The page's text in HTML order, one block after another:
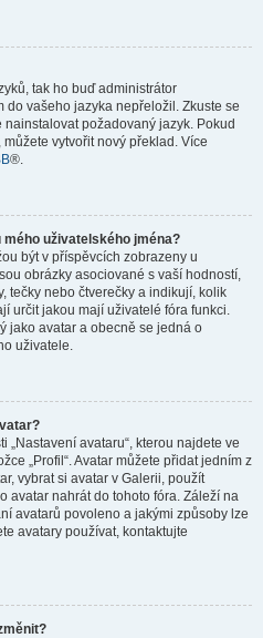
tak ho buď administrátor
vašeho jazyka nepřeložil. Zkuste se
požadovaný jazyk. Pokud
vytvořit nový překlad. Více
®.
mého uživatelského jména?
být v příspěvcích zobrazeny u
obrázky asociované s vaší hodností,
tečky nebo čtverečky a indikují, kolik
určit jakou mají uživatelé fóra funkci.
jako avatar a obecně se jedná o
uživatele.
„Nastavení avataru“, kterou najdete ve
„Profil“. Avatar můžete přidat jedním z
vybrat si avatar v Galerii, použít
avatar nahrát do tohoto fóra. Záleží na
avatarů povoleno a jakými způsoby lze
avatary používat, kontaktujte